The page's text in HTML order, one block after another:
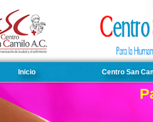
Inicio Centro San